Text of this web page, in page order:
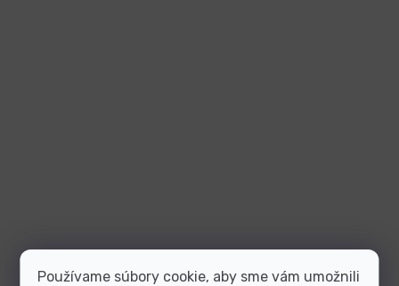
Používame súbory cookie, aby sme vám umožnili